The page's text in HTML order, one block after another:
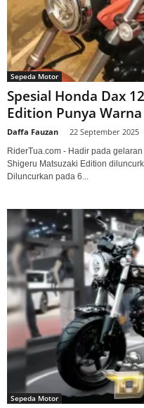
Sepeda Motor
Spesial Honda Dax
Edition Punya
Daffa Fauzan 22 September 2025
RiderTua.com - Hadir pada
Shigeru Matsuzaki Edition
Diluncurkan pada 6...
Sepeda Motor